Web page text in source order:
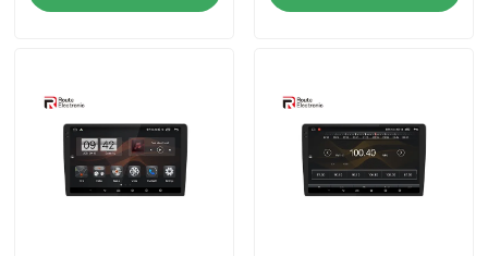
Produkte
Über uns